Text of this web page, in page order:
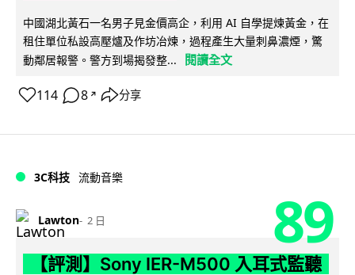
中國湖北黃石一名男子見金價高企，利用 AI 自學提煉黃金，在
租住單位私設高壓爐及作坊冶煉，過程產生大量刺鼻濃煙，驚
動鄰居報警。警方到場揭發整...
閱讀全文
114 8 ↗ 分享
3C科技 流動音樂
Lawton 2 日 89
【評測】Sony IER-M500 入耳式監聽